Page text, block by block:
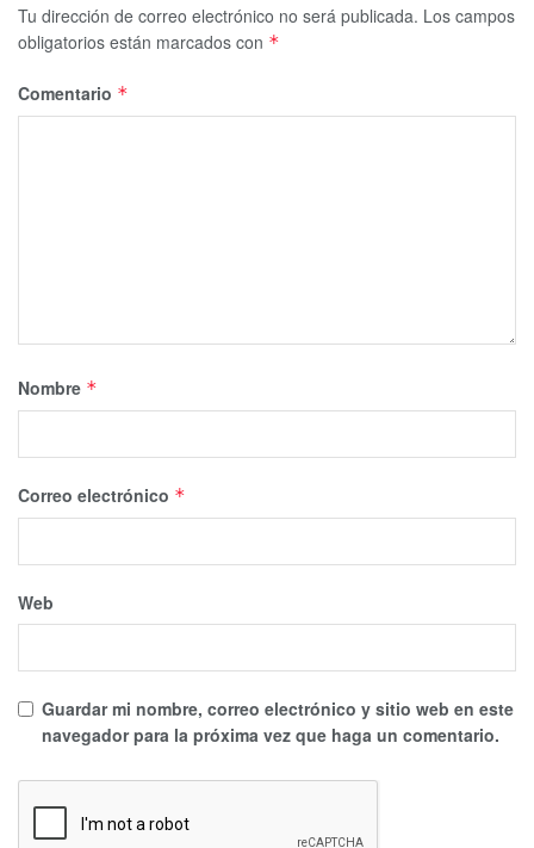
Tu dirección de correo electrónico no será publicada. Los campos
obligatorios están marcados con *
Comentario *
Nombre *
Correo electrónico *
Web
Guardar mi nombre, correo electrónico y sitio web en este
navegador para la próxima vez que haga un comentario.